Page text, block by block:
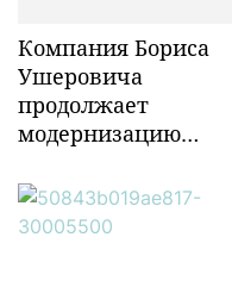
Компания Бориса
Ушеровича
продолжает
модернизацию
инфраструктуры в
Забайкалье